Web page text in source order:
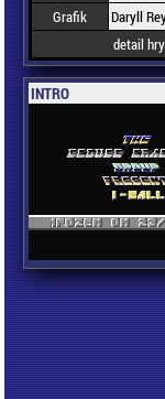
Grafik
Daryll
detail hry
INTRO